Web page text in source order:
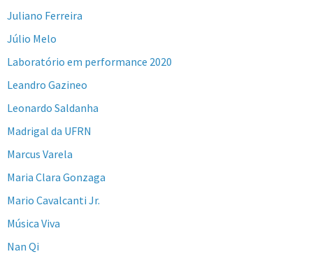
Juliano Ferreira
Júlio Melo
Laboratório em performance 2020
Leandro Gazineo
Leonardo Saldanha
Madrigal da UFRN
Marcus Varela
Maria Clara Gonzaga
Mario Cavalcanti Jr.
Música Viva
Nan Qi